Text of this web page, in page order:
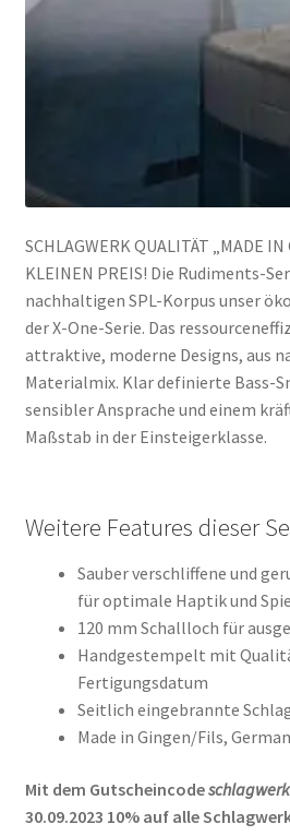
SCHLAGWERK QUALITÄT „MADE IN
KLEINEN PREIS! Die Rudiments-
nachhaltigen SPL-Korpus unser
der X-One-Serie. Das
attraktive, moderne Designs, aus
Materialmix. Klar definierte Bass-
sensibler Ansprache und einem
Maßstab in der Einsteigerklasse.
Weitere Features dieser
Sauber verschliffene und
für optimale Haptik und
120 mm Schallloch für
Handgestempelt mit
Fertigungsdatum
Seitlich eingebrannte
Made in Gingen/Fils,
Mit dem Gutscheincode
30.09.2023 10% auf alle